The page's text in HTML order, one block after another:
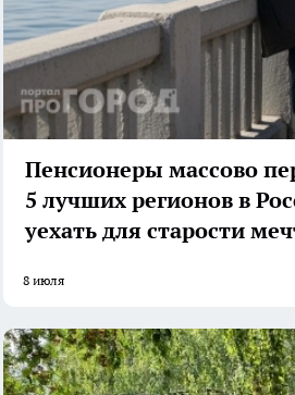
Пенсионеры массово
5 лучших регионов в
уехать для старости
8 июля